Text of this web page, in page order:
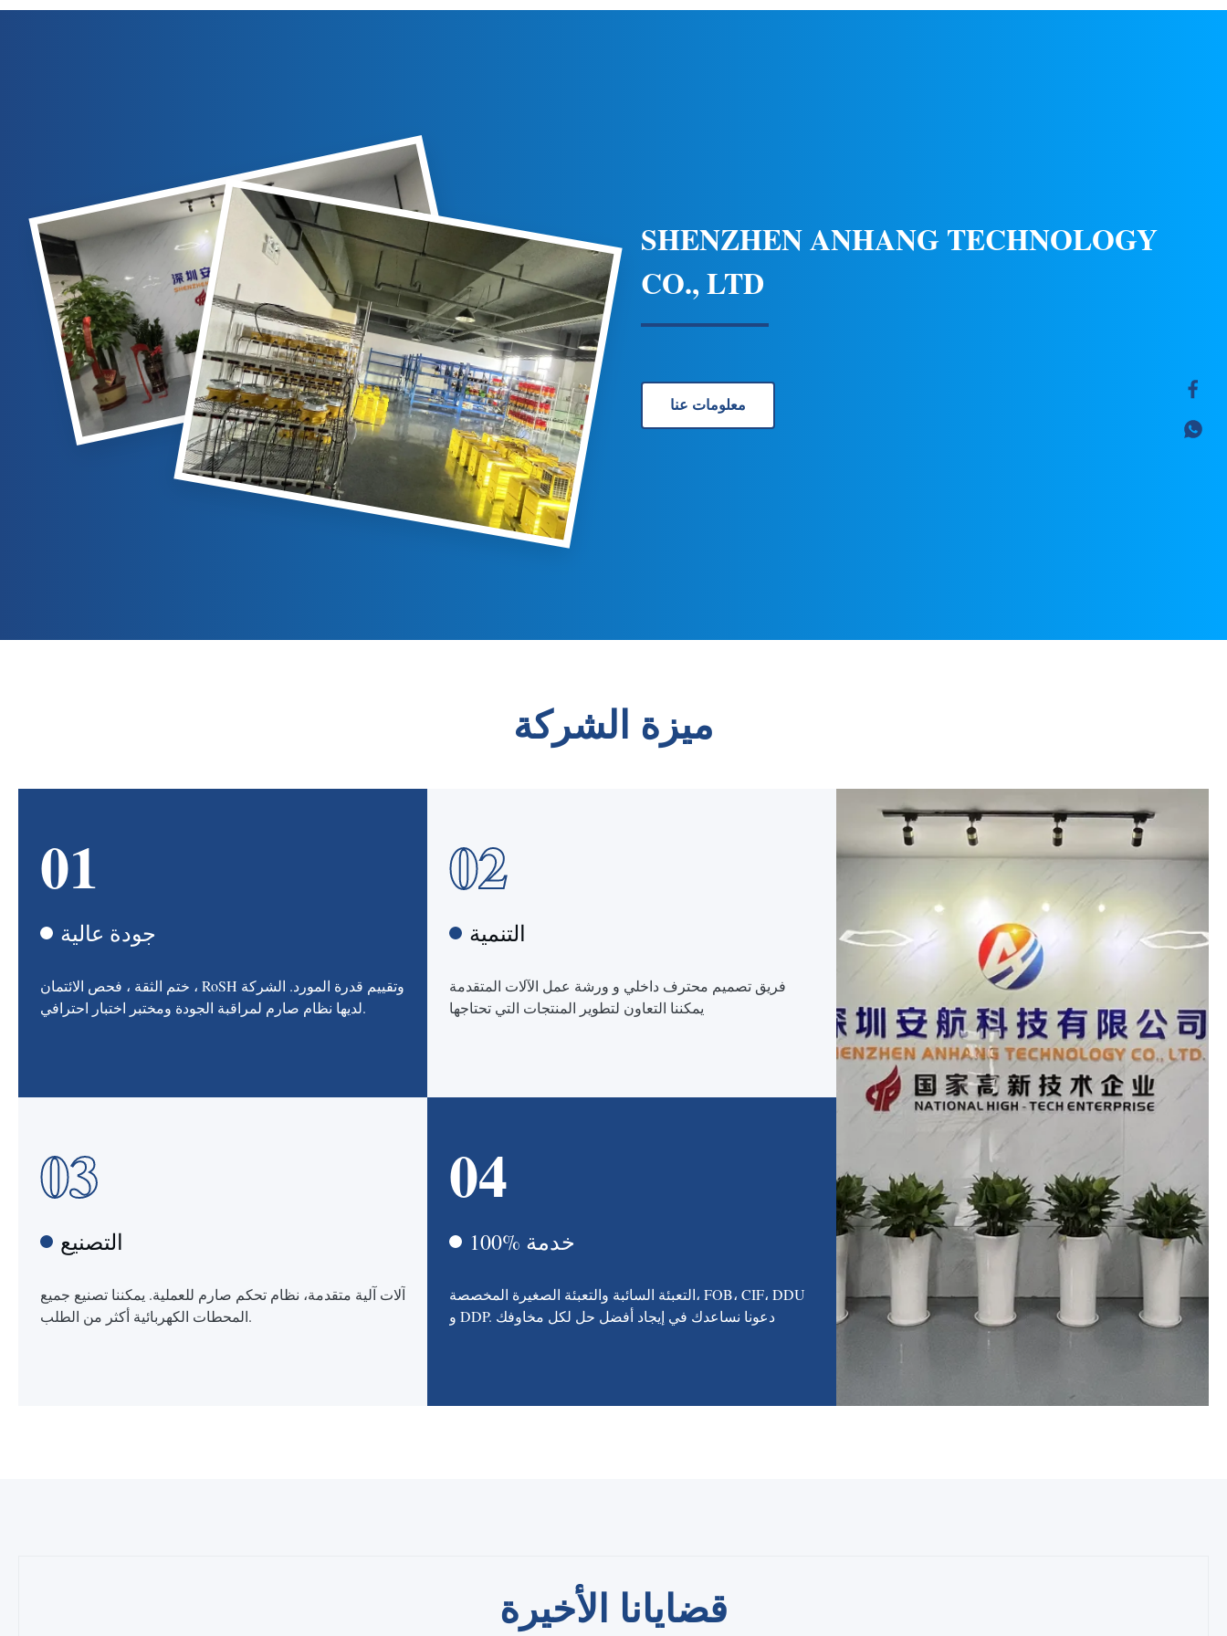
ومنطقة الاقتراب النهائي والإقلاع (FATO)،
الفيضانات للطائرات الهليكوبتر على السطح
البوليكاربونات المحمية من الأشعة فوق
الطيارين على مسافات قريبة. معايير الامتثال
SHENZHEN ANHANG TECHNOLOGY
CO., LTD
معلومات عنا
ميزة الشركة
01
جودة عالية
ختم الثقة ، فحص الائتمان ، RoSH وتقييم قدرة المورد. الشركة
لديها نظام صارم لمراقبة الجودة ومختبر اختبار احترافي.
02
التنمية
فريق تصميم محترف داخلي و ورشة عمل الآلات المتقدمة
يمكننا التعاون لتطوير المنتجات التي تحتاجها
03
التصنيع
آلات آلية متقدمة، نظام تحكم صارم للعملية. يمكننا تصنيع جميع
المحطات الكهربائية أكثر من الطلب.
04
100% خدمة
التعبئة السائبة والتعبئة الصغيرة المخصصة، FOB، CIF، DDU
و DDP. دعونا نساعدك في إيجاد أفضل حل لكل مخاوفك
قضايانا الأخيرة